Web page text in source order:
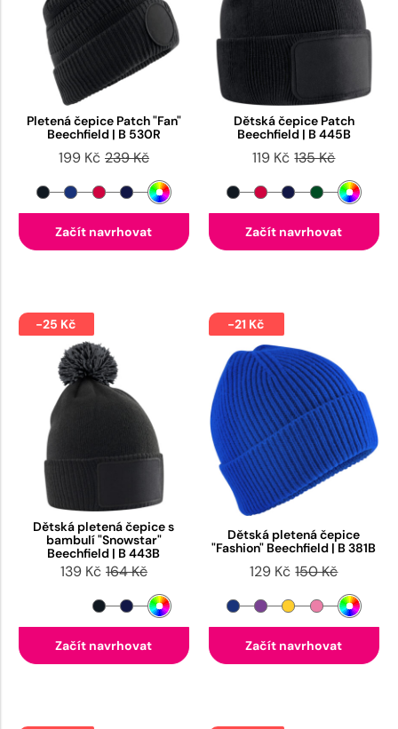
Pletená čepice Patch "Fan"
Beechfield | B 530R
199 Kč 239 Kč
Začít navrhovat
Dětská čepice Patch
Beechfield | B 445B
119 Kč 135 Kč
Začít navrhovat
-25 Kč
Dětská pletená čepice s
bambulí "Snowstar"
Beechfield | B 443B
139 Kč 164 Kč
Začít navrhovat
-21 Kč
Dětská pletená čepice
"Fashion" Beechfield | B 381B
129 Kč 150 Kč
Začít navrhovat